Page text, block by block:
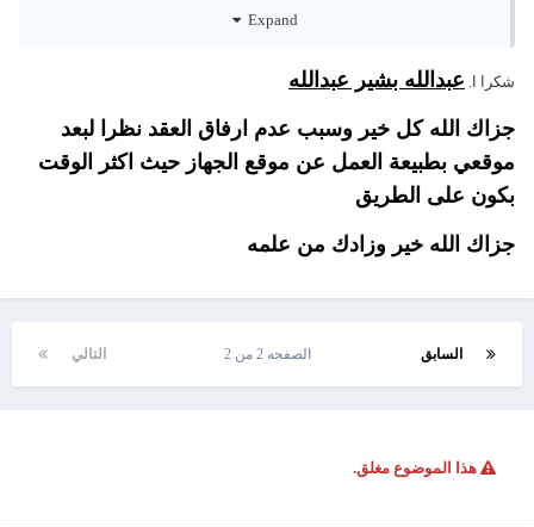
طلبك من البداية مثل اليوزفورم8 والذي ارفقته بعد الانتهاء من طلباتك
وطلبت منك ارفاق ورقة العقد ولم ترفقها الى الان بالرغم طلبتها متك
وبما انه طلبانك الاساسية قد تحققت
افتح موضوع حديد مجهزا فيه ما يتعلق بطلبك شارحا فيه طلبك وستجد ان
شاء الله الاستجابة من الاساتذة بالمنتدى
حقيقة هذا الموضوع اجهدنى كثيرا وخصوصا اننى تجاوزت 60 سنة
Expand
شكرا ا. عبدالله بشير عبدالله
جزاك الله كل خير وسبب عدم ارفاق العقد نظرا لبعد
موقعي بطبيعة العمل عن موقع الجهاز حيث اكثر الوقت
بكون على الطريق
جزاك الله خير وزادك من علمه
السابق التالي الصفحه 2 من 2
هذا الموضوع مغلق.